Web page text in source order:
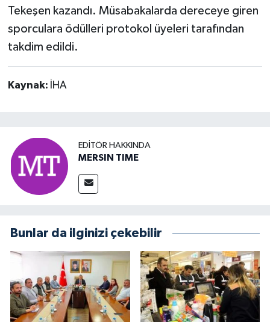
Tekeşen kazandı. Müsabakalarda dereceye giren
sporculara ödülleri protokol üyeleri tarafından
takdim edildi.
Kaynak: İHA
EDITÖR HAKKINDA
MERSIN TIME
Bunlar da ilginizi çekebilir